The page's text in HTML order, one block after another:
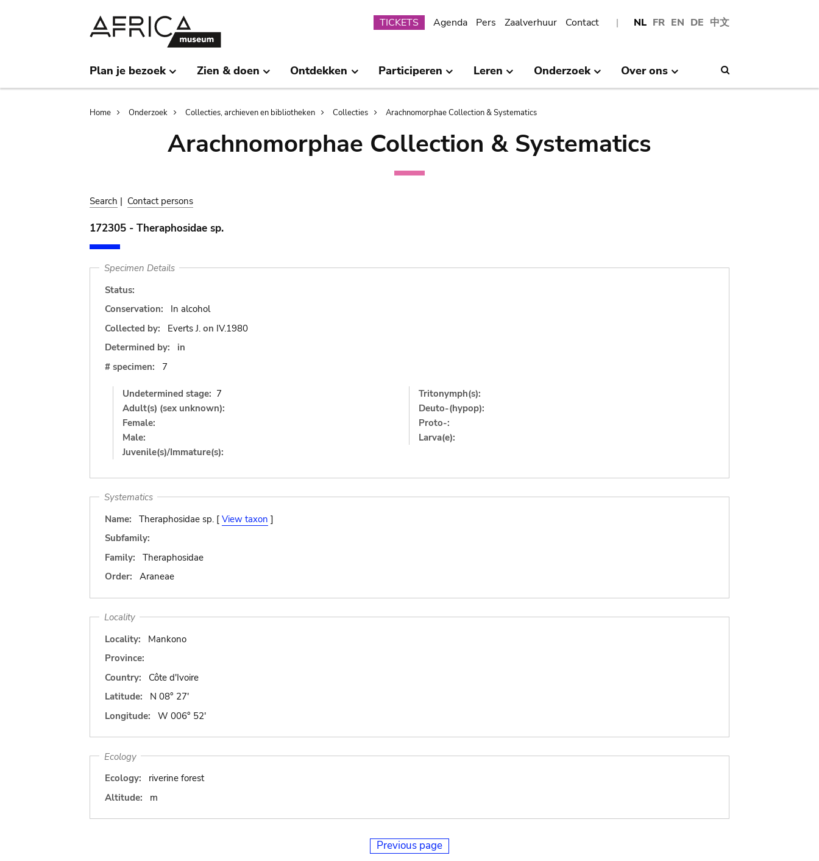
NL FR EN DE 中文
Submenu
TICKETS Agenda Pers Zaalverhuur Contact
Plan je bezoek Zien & doen Ontdekken Participeren Leren Onderzoek Over ons
Breadcrumb
Home Onderzoek Collecties, archieven en bibliotheken Collecties Arachnomorphae Collection & Systematics
Arachnomorphae Collection & Systematics
Search | Contact persons
172305 - Theraphosidae sp.
Specimen Details
Status:
Conservation:
In alcohol
Collected by:
Everts J. on IV.1980
Determined by:
in
# specimen:
7
Undetermined stage: 7
Adult(s) (sex unknown):
Female:
Male:
Juvenile(s)/Immature(s):
Tritonymph(s):
Deuto-(hypop):
Proto-:
Larva(e):
Systematics
Name:
Theraphosidae sp. [ View taxon ]
Subfamily:
Family:
Theraphosidae
Order:
Araneae
Locality
Locality:
Mankono
Province:
Country:
Côte d'Ivoire
Latitude:
N 08° 27'
Longitude:
W 006° 52'
Ecology
Ecology:
riverine forest
Altitude:
m
Previous page